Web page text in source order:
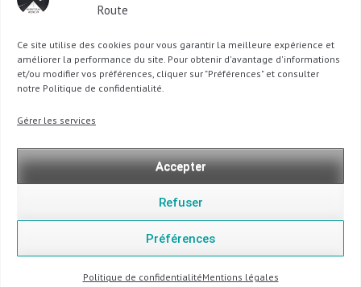
Route
Ce site utilise des cookies pour vous garantir la meilleure expérience et
améliorer la performance du site. Pour obtenir d'avantage d'informations
et/ou modifier vos préférences, cliquer sur "Préférences" et consulter
notre Politique de confidentialité.
Gérer les services
Accepter
Refuser
Préférences
Politique de confidentialitéMentions légales
OU SUR TWITTER
Follow @Sophie_ABDLRTweet to @Sophie_ABDLR
:
Copyright @ 2013-2026 Au Bout De La Route |Mentions légales